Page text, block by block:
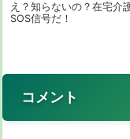
え？知らないの？在宅介
SOS信号だ！
コメント